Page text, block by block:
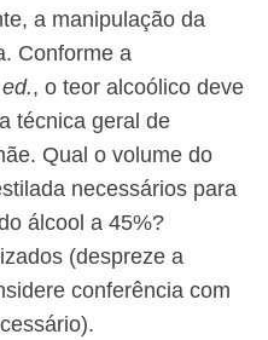
a manipulação da
Conforme a
, o teor alcoólico deve
técnica geral de
Qual o volume do
necessários para
álcool a 45%?
(despreze a
conferência com